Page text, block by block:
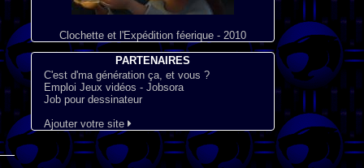
Clochette et l'Expédition féerique - 2010
PARTENAIRES
C'est d'ma génération ça, et vous ?
Emploi Jeux vidéos - Jobsora
Job pour dessinateur
Ajouter votre site